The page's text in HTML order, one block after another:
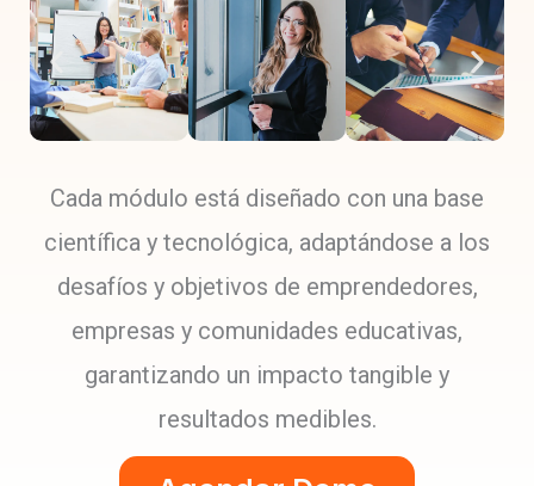
Cada módulo está diseñado con una base
científica y tecnológica, adaptándose a los
desafíos y objetivos de emprendedores,
empresas y comunidades educativas,
garantizando un impacto tangible y
resultados medibles.